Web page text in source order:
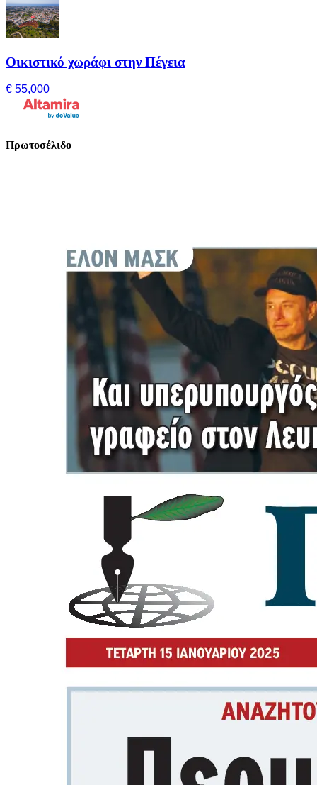
Οικιστικό χωράφι στην Πέγεια
€ 55,000
Πρωτοσέλιδο